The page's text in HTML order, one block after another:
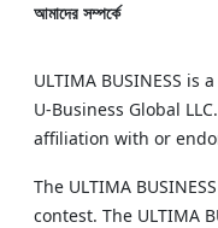
আমাদের সম্পর্কে
ULTIMA BUSINESS
U‑Business Global
affiliation with or
The ULTIMA
contest. The ULTIMA